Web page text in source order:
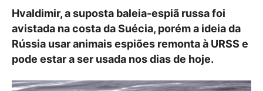
Hvaldimir, a suposta baleia-espiã russa foi
avistada na costa da Suécia, porém a ideia da
Rússia usar animais espiões remonta à URSS e
pode estar a ser usada nos dias de hoje.